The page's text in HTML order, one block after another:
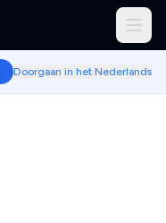
Doorgaan in het Nederlands